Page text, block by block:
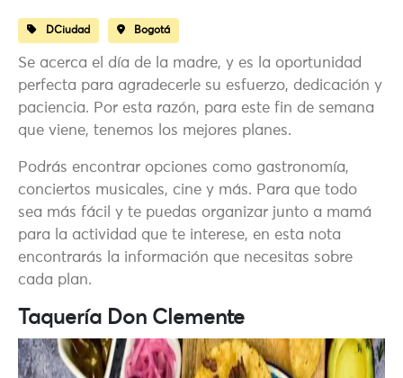
DCiudad Bogotá
Se acerca el día de la madre, y es la oportunidad
perfecta para agradecerle su esfuerzo, dedicación y
paciencia. Por esta razón, para este fin de semana
que viene, tenemos los mejores planes.
Podrás encontrar opciones como gastronomía,
conciertos musicales, cine y más. Para que todo
sea más fácil y te puedas organizar junto a mamá
para la actividad que te interese, en esta nota
encontrarás la información que necesitas sobre
cada plan.
Taquería Don Clemente